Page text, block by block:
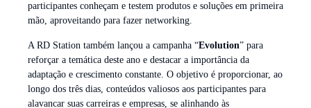
participantes conheçam e testem produtos e soluções em primeira
mão, aproveitando para fazer networking.
A RD Station também lançou a campanha “Evolution” para
reforçar a temática deste ano e destacar a importância da
adaptação e crescimento constante. O objetivo é proporcionar, ao
longo dos três dias, conteúdos valiosos aos participantes para
alavancar suas carreiras e empresas, se alinhando às